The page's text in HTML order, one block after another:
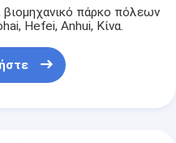
πάρκο πόλεων
Hefei, Anhui, Κίνα.